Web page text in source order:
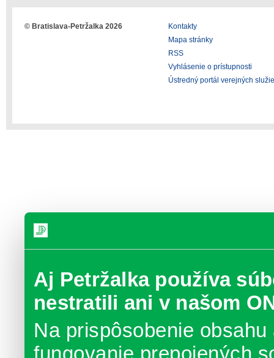
Aj Petržalka používa
nestratili ani v našom
Na prispôsobenie
© Bratislava-Petržalka 2026
Kontakty
Mapa stránky
RSS
Vyhlásenie o prístupnosti
Ústredný portál verejných